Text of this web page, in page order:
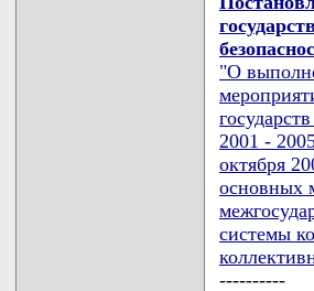
"О
2001 -
октября
основных
системы
----------